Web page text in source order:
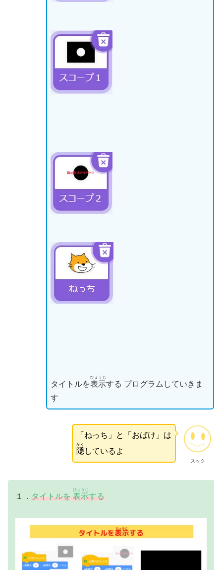
タイトルを表示
ひょうじ
する プログラムしていきま
す
スック
「ねっち」と「おばけ」は
隠
かく
しているよ
１． タイトルを表示
ひょうじ
する